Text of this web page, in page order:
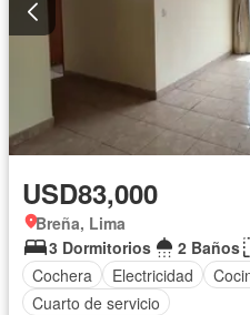
USD83,000
Breña, Lima
3 Dormitorios
2 Baños
Cochera
Electricidad
Cuarto de servicio